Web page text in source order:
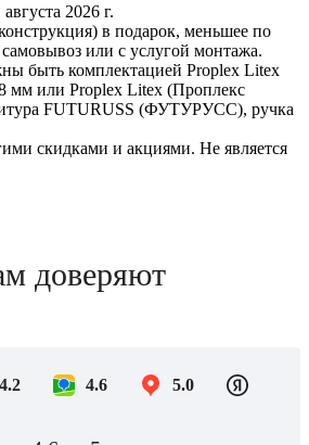
2026 г.
в подарок, меньшее по
самовывоз или с услугой монтажа.
быть комплектацией Proplex Litex
мм или Proplex Litex (Проплекс
FUTURUSS (ФУТУРУСС), ручка
скидками и акциями. Не является
доверяют
4.2 4.6 5.0